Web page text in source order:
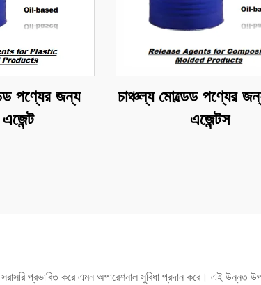
পণ্যের জন্য
চাঞ্চল্য মোল্ডেড পণ্যের
এজেন্টস
প্রভাবিত করে এমন অপারেশনাল সুবিধা প্রদান করে। এই উন্নত